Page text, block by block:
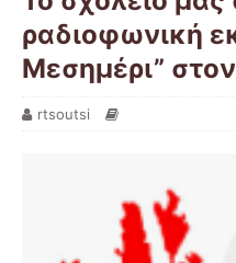
ραδιοφωνική
Μεσημέρι”
rtsoutsi